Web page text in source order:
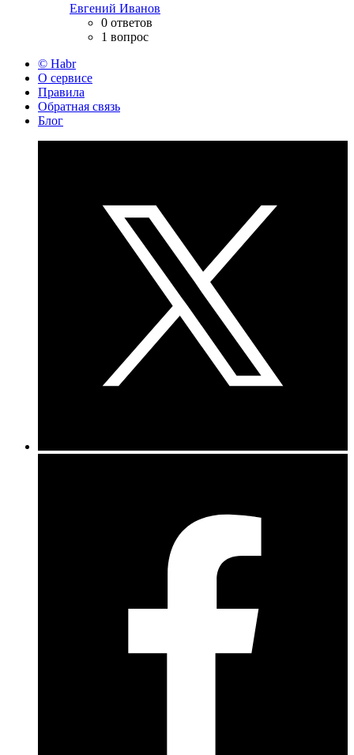
Евгений Иванов
0 ответов
1 вопрос
© Habr
О сервисе
Правила
Обратная связь
Блог